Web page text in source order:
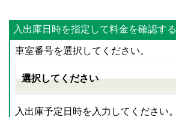
入出庫日時を指定して料金を確認する
車室番号を選択してください。
入出庫予定日時を入力してください。